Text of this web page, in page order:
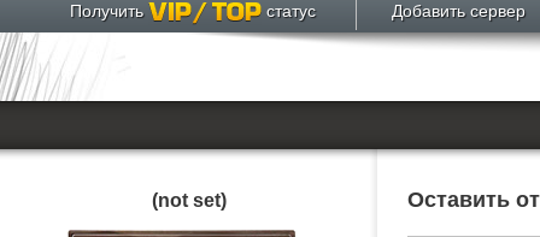
Получить статус Добавить сервер
(not set) Оставить